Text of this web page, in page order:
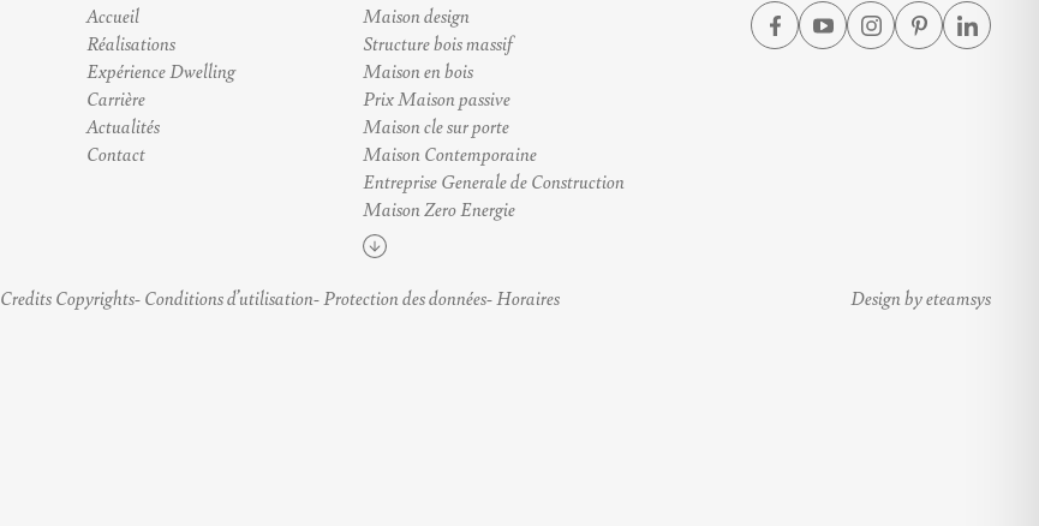
Accueil
Réalisations
Expérience Dwelling
Carrière
Actualités
Contact
Maison design
Structure bois massif
Maison en bois
Prix Maison passive
Maison cle sur porte
Maison Contemporaine
Entreprise Generale de Construction
Maison Zero Energie
Voir plus
Credits Copyrights Conditions d’utilisation Protection des données Horaires Design by eteamsys